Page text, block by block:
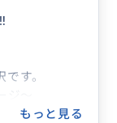
す。
〜
もっと見る